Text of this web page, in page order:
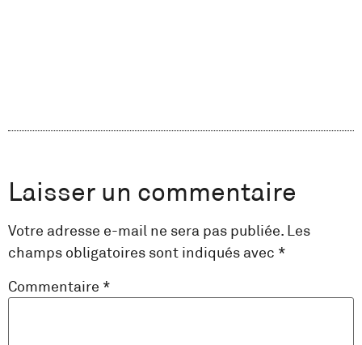
Laisser un commentaire
Votre adresse e-mail ne sera pas publiée. Les
champs obligatoires sont indiqués avec *
Commentaire *